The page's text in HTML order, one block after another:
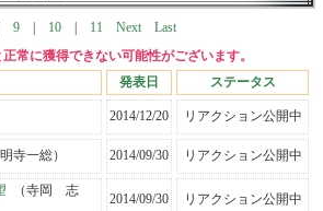
9| 10| 11 Next
Last
常に獲得できない可能性がございます。
発表日 ステータス
2014/12/20 リアクション公開中
寺一総） 2014/09/30 リアクション公開中
（寺岡 志
2014/09/30 リアクション公開中